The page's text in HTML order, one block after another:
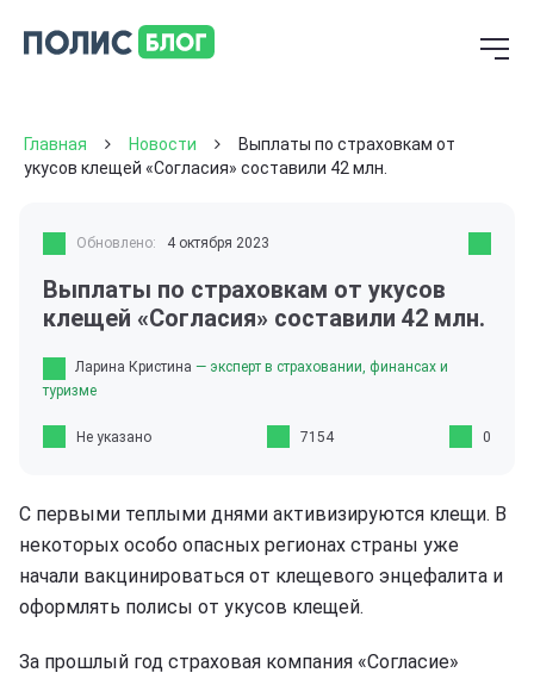
Главная Новости
Выплаты по страховкам от
укусов клещей «Согласия» составили 42 млн.
Обновлено: 4 октября 2023
Выплаты по страховкам от укусов
клещей «Согласия» составили 42 млн.
Ларина Кристина — эксперт в страховании, финансах и
туризме
Не указано 7154 0
С первыми теплыми днями активизируются клещи. В
некоторых особо опасных регионах страны уже
начали вакцинироваться от клещевого энцефалита и
оформлять полисы от укусов клещей.
За прошлый год страховая компания «Согласие»